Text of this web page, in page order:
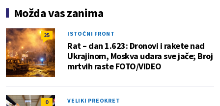
Možda vas zanima
25 ISTOČNI FRONT
Rat – dan 1.623: Dronovi i rakete nad
Ukrajinom, Moskva udara sve jače; Broj
mrtvih raste FOTO/VIDEO
0 VELIKI PREOKRET